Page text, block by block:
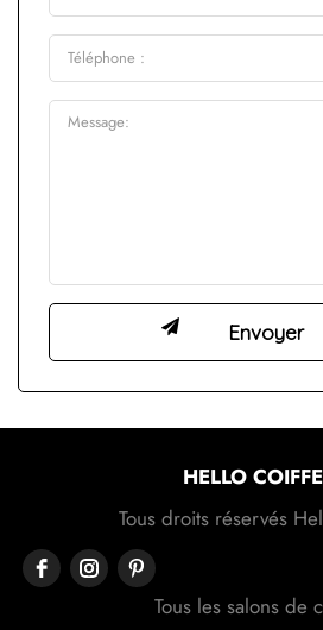
HELLO
Tous droits réservés
Tous les salons de